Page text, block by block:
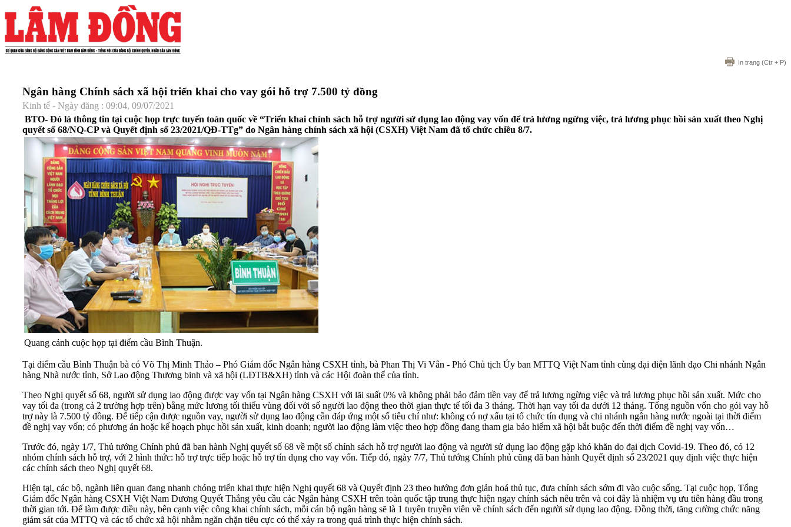
In trang (Ctr + P)
Ngân hàng Chính sách xã hội triển khai cho vay gói hỗ trợ 7.500 tỷ đồng
Kinh tế - Ngày đăng : 09:04, 09/07/2021
BTO- Đó là thông tin tại cuộc họp trực tuyến toàn quốc về “Triển khai chính sách hỗ trợ người sử dụng lao động vay vốn để trả lương ngừng việc, trả lương phục hồi sản xuất theo Nghị
quyết số 68/NQ-CP và Quyết định số 23/2021/QĐ-TTg” do Ngân hàng chính sách xã hội (CSXH) Việt Nam đã tổ chức chiều 8/7.
Quang cảnh cuộc họp tại điểm cầu Bình Thuận.
Tại điểm cầu Bình Thuận bà có Võ Thị Minh Thảo – Phó Giám đốc Ngân hàng CSXH tỉnh, bà Phan Thị Vi Vân - Phó Chủ tịch Ủy ban MTTQ Việt Nam tỉnh cùng đại diện lãnh đạo Chi nhánh Ngân
hàng Nhà nước tỉnh, Sở Lao động Thương binh và xã hội (LĐTB&XH) tỉnh và các Hội đoàn thể của tỉnh.
Theo Nghị quyết số 68, người sử dụng lao động được vay vốn tại Ngân hàng CSXH với lãi suất 0% và không phải bảo đảm tiền vay để trả lương ngừng việc và trả lương phục hồi sản xuất. Mức cho
vay tối đa (trong cả 2 trường hợp trên) bằng mức lương tối thiểu vùng đối với số người lao động theo thời gian thực tế tối đa 3 tháng. Thời hạn vay tối đa dưới 12 tháng. Tổng nguồn vốn cho gói vay hỗ
trợ này là 7.500 tỷ đồng. Để tiếp cận được nguồn vay, người sử dụng lao động cần đáp ứng một số tiêu chí như: không có nợ xấu tại tổ chức tín dụng và chi nhánh ngân hàng nước ngoài tại thời điểm
đề nghị vay vốn; có phương án hoặc kế hoạch phục hồi sản xuất, kinh doanh; người lao động làm việc theo hợp đồng đang tham gia bảo hiểm xã hội bắt buộc đến thời điểm đề nghị vay vốn…
Trước đó, ngày 1/7, Thủ tướng Chính phủ đã ban hành Nghị quyết số 68 về một số chính sách hỗ trợ người lao động và người sử dụng lao động gặp khó khăn do đại dịch Covid-19. Theo đó, có 12
nhóm chính sách hỗ trợ, với 2 hình thức: hỗ trợ trực tiếp hoặc hỗ trợ tín dụng cho vay vốn. Tiếp đó, ngày 7/7, Thủ tướng Chính phủ cũng đã ban hành Quyết định số 23/2021 quy định việc thực hiện
các chính sách theo Nghị quyết 68.
Hiện tại, các bộ, ngành liên quan đang nhanh chóng triển khai thực hiện Nghị quyết 68 và Quyết định 23 theo hướng đơn giản hoá thủ tục, đưa chính sách sớm đi vào cuộc sống. Tại cuộc họp, Tổng
Giám đốc Ngân hàng CSXH Việt Nam Dương Quyết Thắng yêu cầu các Ngân hàng CSXH trên toàn quốc tập trung thực hiện ngay chính sách nêu trên và coi đây là nhiệm vụ ưu tiên hàng đầu trong
thời gian tới. Để làm được điều này, bên cạnh việc công khai chính sách, mỗi cán bộ ngân hàng sẽ là 1 tuyên truyền viên về chính sách đến người sử dụng lao động. Đồng thời, tăng cường chức năng
giám sát của MTTQ và các tổ chức xã hội nhằm ngăn chặn tiêu cực có thể xảy ra trong quá trình thực hiện chính sách.